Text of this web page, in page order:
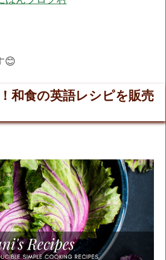
😊
和食の英語レシピを販売